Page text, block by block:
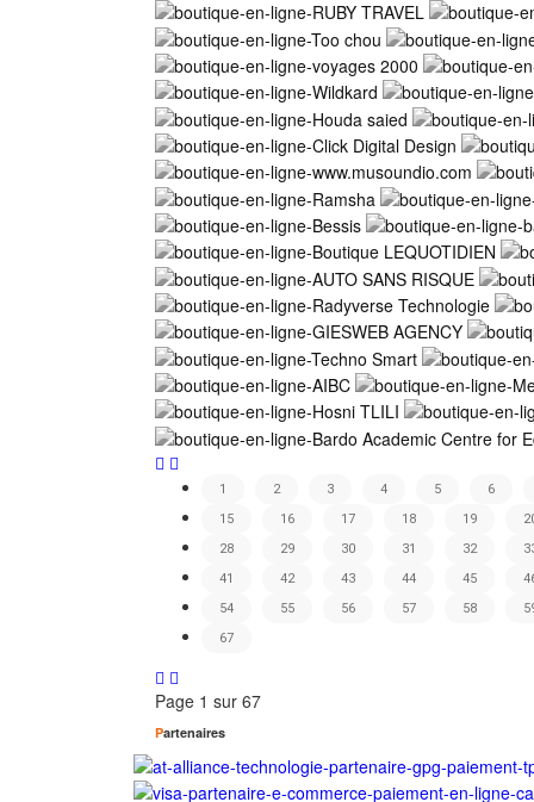
1 2 3 4 5
6
15
16 17 18 19
28
29 30 31 32
41
42 43 44 45
54
55 56 57 58
67
Page 1 sur 67
Partenaires